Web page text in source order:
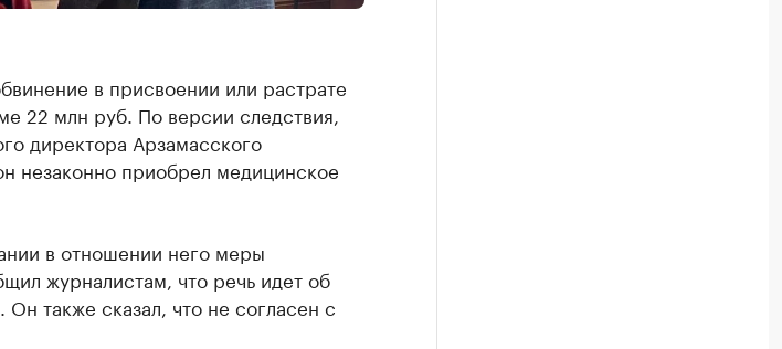
в присвоении или растрате
22 млн руб. По версии следствия,
директора Арзамасского
незаконно приобрел медицинское
в отношении него меры
журналистам, что речь идет об
также сказал, что не согласен с